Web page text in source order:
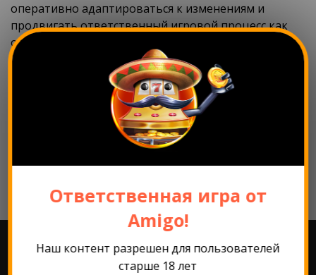
оперативно адаптироваться к изменениям и
продвигать ответственный игровой процесс как
одну из ключевых ценностей компании.
, чтобы прочитать полное
интервью на сайте Casino Guru!
Ответственная игра от
Amigo!
Наш контент разрешен для пользователей
старше 18 лет